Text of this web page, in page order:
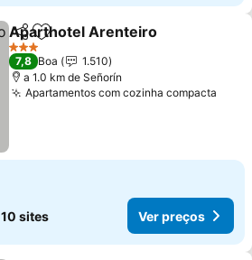
PartilharAdicionar aos favoritos
Aparthotel Arenteiro
3 Estrelas
7,8 Boa
1.510
a 1.0 km de Señorín
Apartamentos com cozinha compacta
10 sites Ver preços